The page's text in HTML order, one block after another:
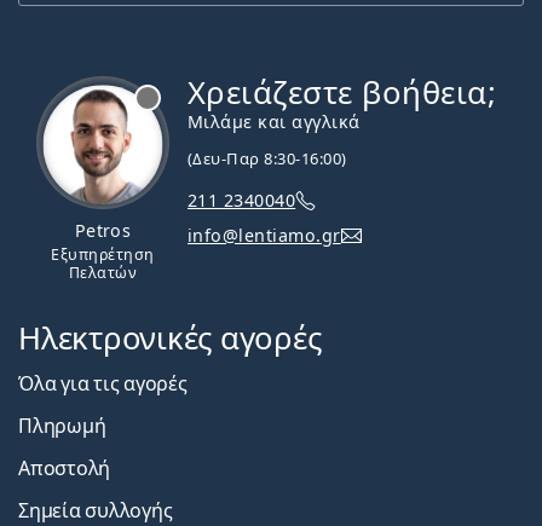
Petros
Εξυπηρέτηση
Πελατών
Χρειάζεστε βοήθεια;
Μιλάμε και αγγλικά
(Δευ-Παρ 8:30-16:00)
211 2340040
info@lentiamo.gr
Ηλεκτρονικές αγορές
Όλα για τις αγορές
Πληρωμή
Αποστολή
Σημεία συλλογής